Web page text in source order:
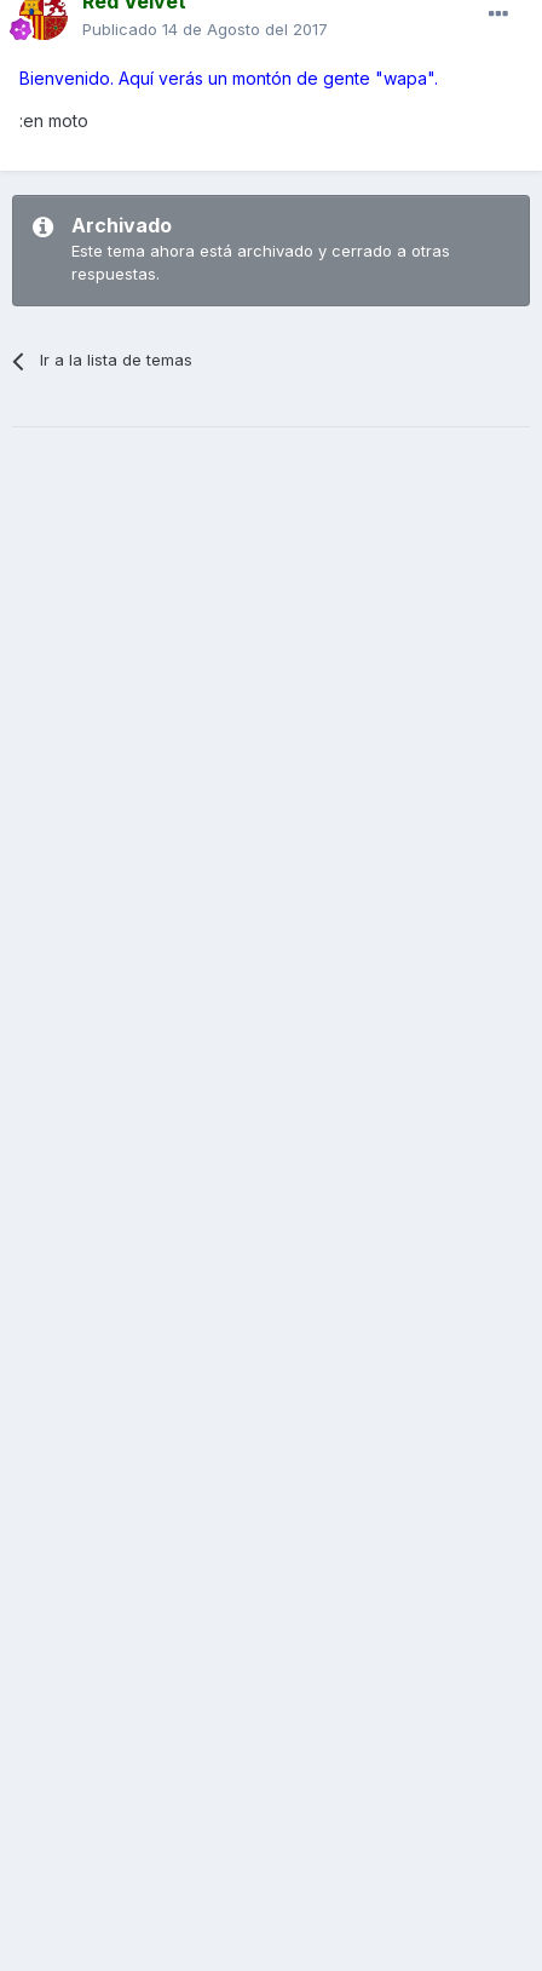
Publicado 14 de Agosto del 2017
Bienvenido. Aquí verás un montón de gente "wapa".
:en moto
Archivado
Este tema ahora está archivado y cerrado a otras
respuestas.
Ir a la lista de temas